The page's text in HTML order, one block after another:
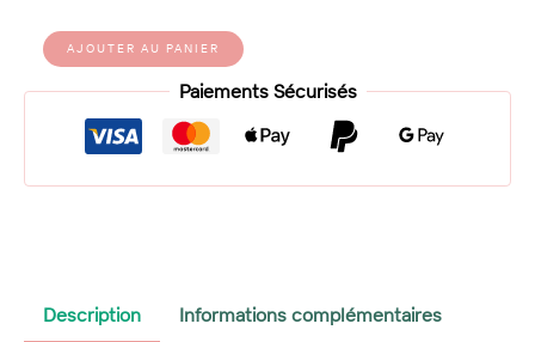
quantité
Chemise
upcyclée
blanc
fleuri
orange
AJOUTER AU PANIER
Paiements Sécurisés
Description Informations complémentaires